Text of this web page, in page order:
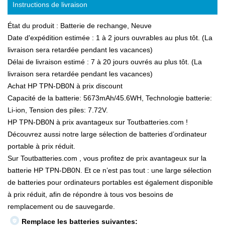
Instructions de livraison
État du produit : Batterie de rechange, Neuve
Date d'expédition estimée : 1 à 2 jours ouvrables au plus tôt. (La
livraison sera retardée pendant les vacances)
Délai de livraison estimé : 7 à 20 jours ouvrés au plus tôt. (La
livraison sera retardée pendant les vacances)
Achat HP TPN-DB0N à prix discount
Capacité de la batterie: 5673mAh/45.6WH, Technologie batterie:
Li-ion, Tension des piles: 7.72V.
HP TPN-DB0N à prix avantageux sur Toutbatteries.com !
Découvrez aussi notre large sélection de batteries d’ordinateur
portable à prix réduit.
Sur Toutbatteries.com , vous profitez de prix avantageux sur la
batterie HP TPN-DB0N. Et ce n’est pas tout : une large sélection
de batteries pour ordinateurs portables est également disponible
à prix réduit, afin de répondre à tous vos besoins de
remplacement ou de sauvegarde.
Remplace les batteries suivantes: